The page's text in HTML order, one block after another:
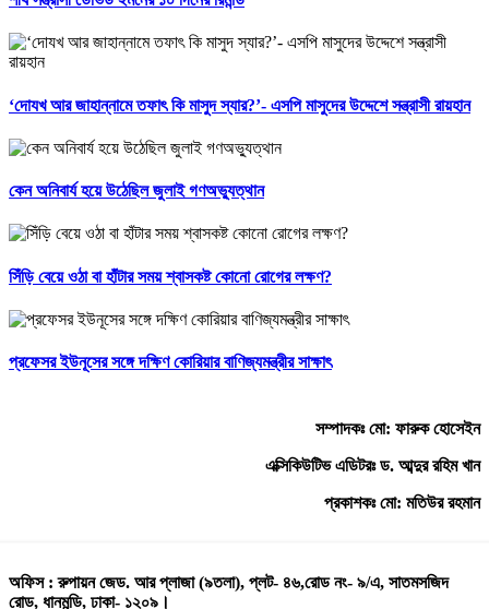
‘দোযখ আর জাহান্নামে তফাৎ কি মাসুদ স্যার?’- এসপি মাসুদের উদ্দেশে সন্ত্রাসী রায়হান
কেন অনিবার্য হয়ে উঠেছিল জুলাই গণঅভ্যুত্থান
সিঁড়ি বেয়ে ওঠা বা হাঁটার সময় শ্বাসকষ্ট কোনো রোগের লক্ষণ?
প্রফেসর ইউনূসের সঙ্গে দক্ষিণ কোরিয়ার বাণিজ্যমন্ত্রীর সাক্ষাৎ
সম্পাদকঃ মো: ফারুক হোসেইন
এক্সিকিউটিভ এডিটরঃ ড. আব্দুর রহিম খান
প্রকাশকঃ মো: মতিউর রহমান
অফিস : রুপায়ন জেড. আর প্লাজা (৯তলা), প্লট- ৪৬,রোড নং- ৯/এ, সাতমসজিদ
রোড, ধানমন্ডি, ঢাকা- ১২০৯।